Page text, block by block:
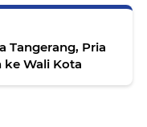
Tangerang, Pria
ke Wali Kota